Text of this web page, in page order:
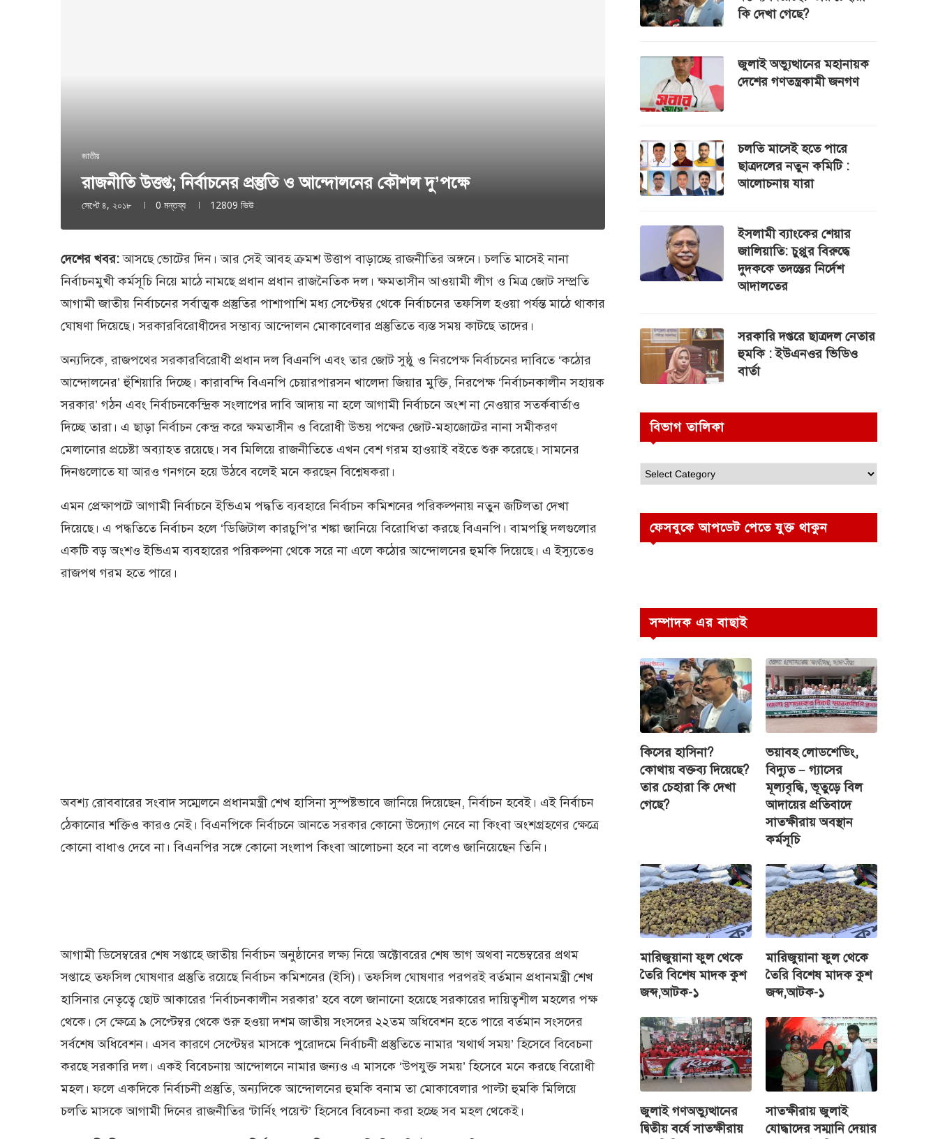
জাতীয়
রাজনীতি উত্তপ্ত; নির্বাচনের প্রস্তুতি ও আন্দোলনের কৌশল দু’পক্ষে
সেপ্টে ৪, ২০১৮ 0 মন্তব্য 12809 ভিউ
দেশের খবর:আসছে ভোটের দিন। আর সেই আবহ ক্রমশ উত্তাপ বাড়াচ্ছে রাজনীতির অঙ্গনে। চলতি মাসেই নানা
নির্বাচনমুখী কর্মসূচি নিয়ে মাঠে নামছে প্রধান প্রধান রাজনৈতিক দল। ক্ষমতাসীন আওয়ামী লীগ ও মিত্র জোট সম্প্রতি
আগামী জাতীয় নির্বাচনের সর্বাত্মক প্রস্তুতির পাশাপাশি মধ্য সেপ্টেম্বর থেকে নির্বাচনের তফসিল হওয়া পর্যন্ত মাঠে থাকার
ঘোষণা দিয়েছে। সরকারবিরোধীদের সম্ভাব্য আন্দোলন মোকাবেলার প্রস্তুতিতে ব্যস্ত সময় কাটছে তাদের।
অন্যদিকে, রাজপথের সরকারবিরোধী প্রধান দল বিএনপি এবং তার জোট সুষ্ঠু ও নিরপেক্ষ নির্বাচনের দাবিতে ‘কঠোর
আন্দোলনের’ হুঁশিয়ারি দিচ্ছে। কারাবন্দি বিএনপি চেয়ারপারসন খালেদা জিয়ার মুক্তি, নিরপেক্ষ ‘নির্বাচনকালীন সহায়ক
সরকার’ গঠন এবং নির্বাচনকেন্দ্রিক সংলাপের দাবি আদায় না হলে আগামী নির্বাচনে অংশ না নেওয়ার সতর্কবার্তাও
দিচ্ছে তারা। এ ছাড়া নির্বাচন কেন্দ্র করে ক্ষমতাসীন ও বিরোধী উভয় পক্ষের জোট-মহাজোটের নানা সমীকরণ
মেলানোর প্রচেষ্টা অব্যাহত রয়েছে। সব মিলিয়ে রাজনীতিতে এখন বেশ গরম হাওয়াই বইতে শুরু করেছে। সামনের
দিনগুলোতে যা আরও গনগনে হয়ে উঠবে বলেই মনে করছেন বিশ্নেষকরা।
এমন প্রেক্ষাপটে আগামী নির্বাচনে ইভিএম পদ্ধতি ব্যবহারে নির্বাচন কমিশনের পরিকল্পনায় নতুন জটিলতা দেখা
দিয়েছে। এ পদ্ধতিতে নির্বাচন হলে ‘ডিজিটাল কারচুপি’র শঙ্কা জানিয়ে বিরোধিতা করছে বিএনপি। বামপন্থি দলগুলোর
একটি বড় অংশও ইভিএম ব্যবহারের পরিকল্পনা থেকে সরে না এলে কঠোর আন্দোলনের হুমকি দিয়েছে। এ ইস্যুতেও
রাজপথ গরম হতে পারে।
অবশ্য রোববারের সংবাদ সম্মেলনে প্রধানমন্ত্রী শেখ হাসিনা সুস্পষ্টভাবে জানিয়ে দিয়েছেন, নির্বাচন হবেই। এই নির্বাচন
ঠেকানোর শক্তিও কারও নেই। বিএনপিকে নির্বাচনে আনতে সরকার কোনো উদ্যোগ নেবে না কিংবা অংশগ্রহণের ক্ষেত্রে
কোনো বাধাও দেবে না। বিএনপির সঙ্গে কোনো সংলাপ কিংবা আলোচনা হবে না বলেও জানিয়েছেন তিনি।
আগামী ডিসেম্বরের শেষ সপ্তাহে জাতীয় নির্বাচন অনুষ্ঠানের লক্ষ্য নিয়ে অক্টোবরের শেষ ভাগ অথবা নভেম্বরের প্রথম
সপ্তাহে তফসিল ঘোষণার প্রস্তুতি রয়েছে নির্বাচন কমিশনের (ইসি)। তফসিল ঘোষণার পরপরই বর্তমান প্রধানমন্ত্রী শেখ
হাসিনার নেতৃত্বে ছোট আকারের ‘নির্বাচনকালীন সরকার’ হবে বলে জানানো হয়েছে সরকারের দায়িত্বশীল মহলের পক্ষ
থেকে। সে ক্ষেত্রে ৯ সেপ্টেম্বর থেকে শুরু হওয়া দশম জাতীয় সংসদের ২২তম অধিবেশন হতে পারে বর্তমান সংসদের
সর্বশেষ অধিবেশন। এসব কারণে সেপ্টেম্বর মাসকে পুরোদমে নির্বাচনী প্রস্তুতিতে নামার ‘যথার্থ সময়’ হিসেবে বিবেচনা
করছে সরকারি দল। একই বিবেচনায় আন্দোলনে নামার জন্যও এ মাসকে ‘উপযুক্ত সময়’ হিসেবে মনে করছে বিরোধী
মহল। ফলে একদিকে নির্বাচনী প্রস্তুতি, অন্যদিকে আন্দোলনের হুমকি বনাম তা মোকাবেলার পাল্টা হুমকি মিলিয়ে
চলতি মাসকে আগামী দিনের রাজনীতির ‘টার্নিং পয়েন্ট’ হিসেবে বিবেচনা করা হচ্ছে সব মহল থেকেই।
কি দেখা গেছে?
জুলাই অভ্যুত্থানের মহানায়ক
দেশের গণতন্ত্রকামী জনগণ
চলতি মাসেই হতে পারে
ছাত্রদলের নতুন কমিটি :
আলোচনায় যারা
ইসলামী ব্যাংকের শেয়ার
জালিয়াতি: চুপ্পুর বিরুদ্ধে
দুদককে তদন্তের নির্দেশ
আদালতের
সরকারি দপ্তরে ছাত্রদল নেতার
হুমকি : ইউএনওর ভিডিও
বার্তা
বিভাগ তালিকা
ফেসবুকে আপডেট পেতে যুক্ত থাকুন
সম্পাদক এর বাছাই
কিসের হাসিনা?
কোথায় বক্তব্য দিয়েছে?
তার চেহারা কি দেখা
গেছে?
ভয়াবহ লোডশেডিং,
বিদ্যুত – গ্যাসের
মূল্যবৃদ্ধি, ভূতুড়ে বিল
আদায়ের প্রতিবাদে
সাতক্ষীরায় অবস্থান
কর্মসূচি
মারিজুয়ানা ফুল থেকে
তৈরি বিশেষ মাদক কুশ
জব্দ,আটক-১
মারিজুয়ানা ফুল থেকে
তৈরি বিশেষ মাদক কুশ
জব্দ,আটক-১
জুলাই গণঅভ্যুত্থানের
দ্বিতীয় বর্ষে সাতক্ষীরায়
সাতক্ষীরায় জুলাই
যোদ্ধাদের সম্মানি দেয়ার